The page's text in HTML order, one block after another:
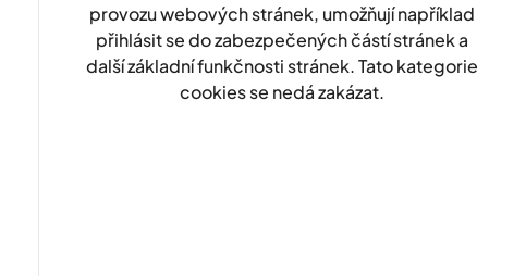
provozu webových stránek, umožňují například
přihlásit se do zabezpečených částí stránek a
další základní funkčnosti stránek. Tato kategorie
cookies se nedá zakázat.